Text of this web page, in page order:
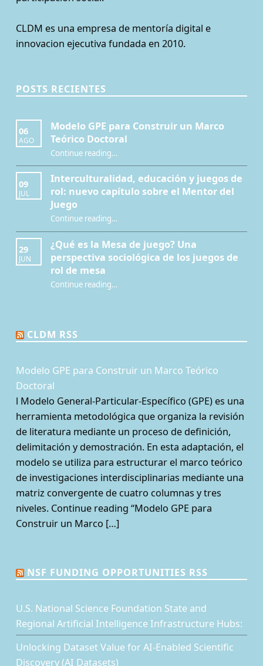
CLDM es una empresa de mentoría digital e
innovacion ejecutiva fundada en 2010.
POSTS RECIENTES
06
AGO
Modelo GPE para Construir un Marco
Teórico Doctoral
Continue reading“Modelo GPE para Construir un Marco Teórico Doctoral”
…
09
JUL
Interculturalidad, educación y juegos de
rol: nuevo capítulo sobre el Mentor del
Juego
Continue reading“Interculturalidad, educación y juegos de rol: nuevo capítulo sobre el Mentor del Juego”
…
29
JUN
¿Qué es la Mesa de juego? Una
perspectiva sociológica de los juegos de
rol de mesa
Continue reading“¿Qué es la Mesa de juego? Una perspectiva sociológica de los juegos de rol de mesa”
…
CLDM RSS
Modelo GPE para Construir un Marco Teórico
Doctoral
l Modelo General-Particular-Específico (GPE) es una
herramienta metodológica que organiza la revisión
de literatura mediante un proceso de definición,
delimitación y demostración. En esta adaptación, el
modelo se utiliza para estructurar el marco teórico
de investigaciones interdisciplinarias mediante una
matriz convergente de cuatro columnas y tres
niveles. Continue reading “Modelo GPE para
Construir un Marco […]
NSF FUNDING OPPORTUNITIES RSS
U.S. National Science Foundation State and
Regional Artificial Intelligence Infrastructure Hubs:
Unlocking Dataset Value for AI-Enabled Scientific
Discovery (AI Datasets)